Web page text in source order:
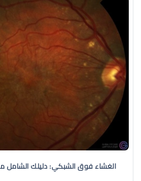
الغشاء فوق الشبكي: دليلك الشامل